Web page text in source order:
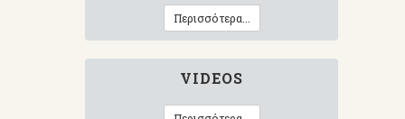
Περισσότερα...
VIDEOS